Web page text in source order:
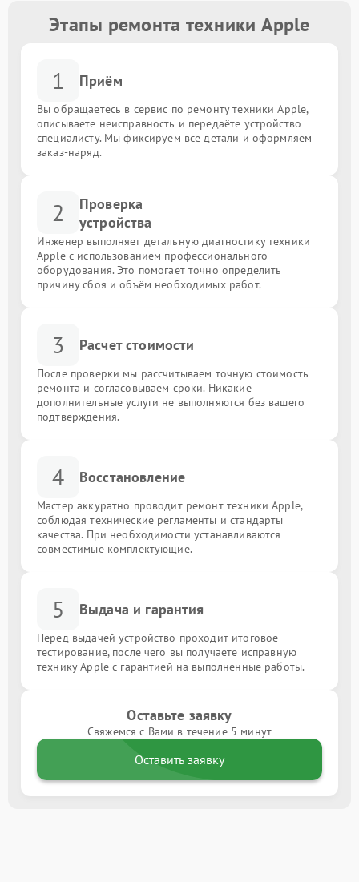
Этапы ремонта техники Apple
1 Приём
Вы обращаетесь в сервис по ремонту техники Apple,
описываете неисправность и передаёте устройство
специалисту. Мы фиксируем все детали и оформляем
заказ-наряд.
2
Проверка
устройства
Инженер выполняет детальную диагностику техники
Apple с использованием профессионального
оборудования. Это помогает точно определить
причину сбоя и объём необходимых работ.
3 Расчет стоимости
После проверки мы рассчитываем точную стоимость
ремонта и согласовываем сроки. Никакие
дополнительные услуги не выполняются без вашего
подтверждения.
4 Восстановление
Мастер аккуратно проводит ремонт техники Apple,
соблюдая технические регламенты и стандарты
качества. При необходимости устанавливаются
совместимые комплектующие.
5 Выдача и гарантия
Перед выдачей устройство проходит итоговое
тестирование, после чего вы получаете исправную
технику Apple с гарантией на выполненные работы.
Оставьте заявку
Свяжемся с Вами в течение 5 минут
Оставить заявку